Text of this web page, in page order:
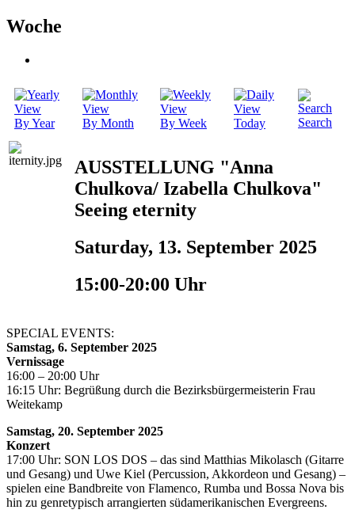
Woche
By Year By Month By Week Today Search
AUSSTELLUNG "Anna
Chulkova/ Izabella Chulkova"
Seeing eternity
Saturday, 13. September 2025
15:00-20:00 Uhr
SPECIAL EVENTS:
Samstag, 6. September 2025
Vernissage
16:00 – 20:00 Uhr
16:15 Uhr: Begrüßung durch die Bezirksbürgermeisterin Frau
Weitekamp
Samstag, 20. September 2025
Konzert
17:00 Uhr: SON LOS DOS – das sind Matthias Mikolasch (Gitarre
und Gesang) und Uwe Kiel (Percussion, Akkordeon und Gesang) –
spielen eine Bandbreite von Flamenco, Rumba und Bossa Nova bis
hin zu genretypisch arrangierten südamerikanischen Evergreens.